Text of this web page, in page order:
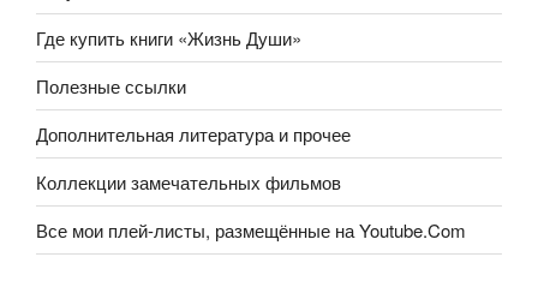
Где купить книги «Жизнь Души»
Полезные ссылки
Дополнительная литература и прочее
Коллекции замечательных фильмов
Все мои плей-листы, размещённые на Youtube.Com